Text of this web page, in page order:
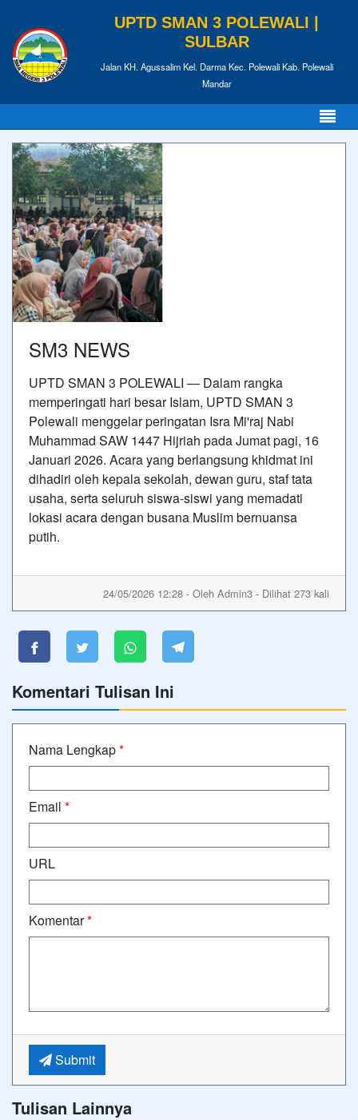
UPTD SMAN 3 POLEWALI |
SULBAR
Jalan KH. Agussalim Kel. Darma Kec. Polewali Kab. Polewali
Mandar
SM3 NEWS
UPTD SMAN 3 POLEWALI — Dalam rangka
memperingati hari besar Islam, UPTD SMAN 3
Polewali menggelar peringatan Isra Mi'raj Nabi
Muhammad SAW 1447 Hijriah pada Jumat pagi, 16
Januari 2026. Acara yang berlangsung khidmat ini
dihadiri oleh kepala sekolah, dewan guru, staf tata
usaha, serta seluruh siswa-siswi yang memadati
lokasi acara dengan busana Muslim bernuansa
putih.
24/05/2026 12:28 - Oleh Admin3 - Dilihat 273 kali
Komentari Tulisan Ini
Nama Lengkap*
Email *
URL
Komentar*
Submit
Tulisan Lainnya